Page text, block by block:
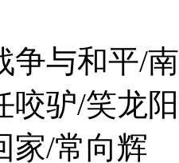
与和平/南
驴/笑龙阳
/常向辉